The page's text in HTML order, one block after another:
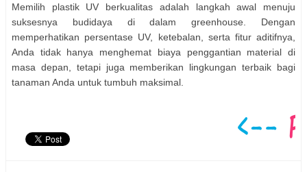
Memilih plastik UV berkualitas adalah langkah awal menuju
suksesnya budidaya di dalam greenhouse. Dengan
memperhatikan persentase UV, ketebalan, serta fitur aditifnya,
Anda tidak hanya menghemat biaya penggantian material di
masa depan, tetapi juga memberikan lingkungan terbaik bagi
tanaman Anda untuk tumbuh maksimal.